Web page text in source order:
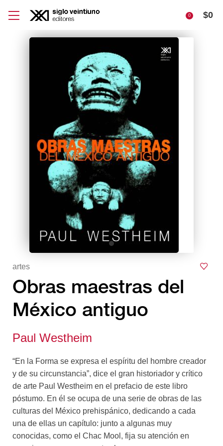
0 $0
artes
Obras maestras del
México antiguo
Paul Westheim
“En la Forma se expresa el espíritu del hombre creador
y de su circunstancia”, dice el gran historiador y crítico
de arte Paul Westheim en el prefacio de este libro
póstumo. En él se ocupa de una serie de obras de las
culturas del México prehispánico, dedicando a cada
una de ellas un capítulo: junto a algunas muy
conocidas, como el Chac Mool, fija su atención en